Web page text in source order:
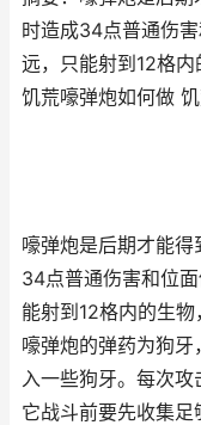
时造成34点普通伤
远，只能射到12格
饥荒嚎弹炮如何做
嚎弹炮是后期才能
34点普通伤害和位
能射到12格内的生物
嚎弹炮的弹药为狗
入一些狗牙。每次攻
它战斗前要先收集